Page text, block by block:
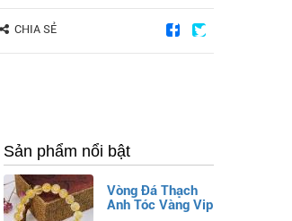
CHIA SẺ
Sản phẩm nổi bật
Vòng Đá Thạch
Anh Tóc Vàng Vip